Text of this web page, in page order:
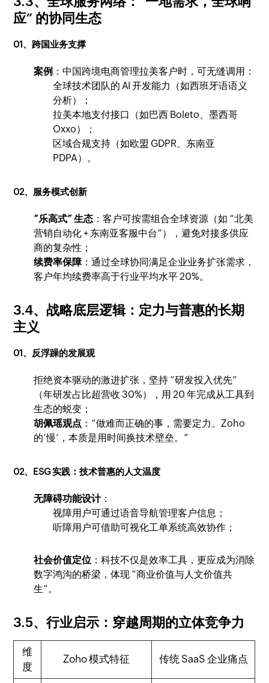
应” 的协同生态
01、跨国业务支撑
案例 ：中国跨境电商管理拉美客户时，可无缝调用：
全球技术团队的 AI 开发能力（如西班牙语语义
分析）；
拉美本地支付接口（如巴西 Boleto、墨西哥
Oxxo）；
区域合规支持（如欧盟 GDPR、东南亚
PDPA）。
02、服务模式创新
“乐高式” 生态 ：客户可按需组合全球资源（如 “北美
营销自动化 + 东南亚客服中台”），避免对接多供应
商的复杂性；
续费率保障：通过全球协同满足企业业务扩张需求，
客户年均续费率高于行业平均水平 20%。
3.4、战略底层逻辑：定力与普惠的长期
主义
01、反浮躁的发展观
拒绝资本驱动的激进扩张，坚持 “研发投入优先”
（年研发占比超营收 30%），用 20 年完成从工具到
生态的蜕变；
胡佩瑶观点 ：“做难而正确的事，需要定力。Zoho
的‘慢’，本质是用时间换技术壁垒。”
02、ESG 实践：技术普惠的人文温度
无障碍功能设计：
视障用户可通过语音导航管理客户信息；
听障用户可借助可视化工单系统高效协作；
社会价值定位 ：科技不仅是效率工具，更应成为消除
数字鸿沟的桥梁，体现 “商业价值与人文价值共
生”。
3.5、行业启示：穿越周期的立体竞争力
维
度
Zoho 模式特征 传统 SaaS 企业痛点